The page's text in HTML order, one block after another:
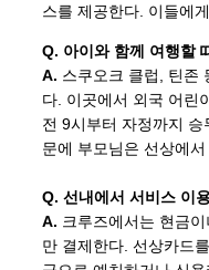
스를 제공한다. 이들에
Q. 아이와 함께 여행할
A. 스쿠오크 클럽, 틴존
다. 이곳에서 외국 어린
전 9시부터 자정까지 승
문에 부모님은 선상에
Q. 선내에서 서비스 이
A. 크루즈에서는 현금
만 결제한다. 선상카드